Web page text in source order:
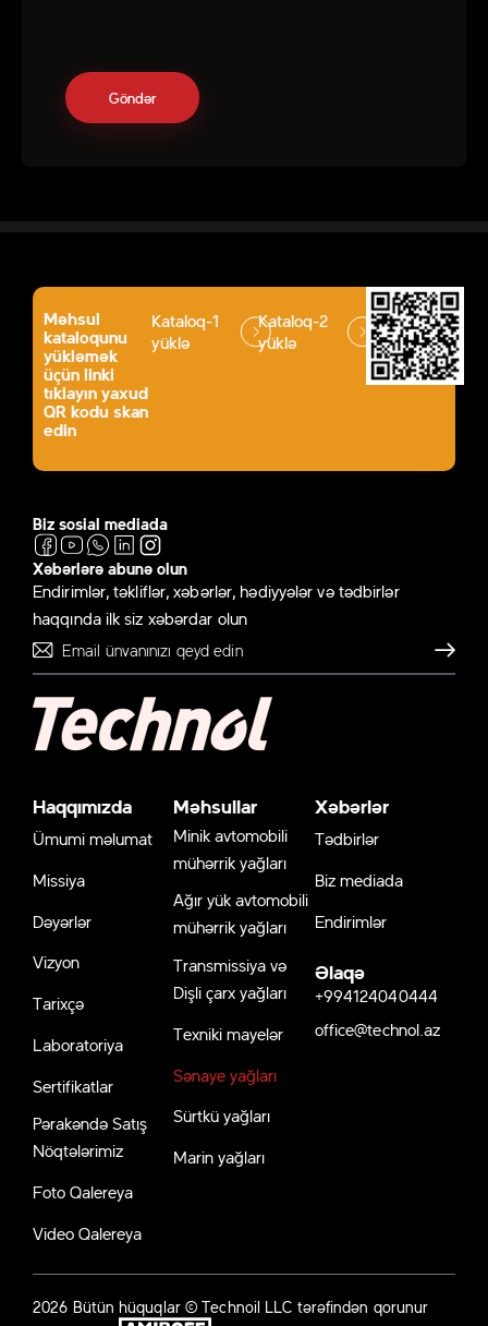
Məhsul
kataloqunu
yükləmək
üçün linki
tıklayın yaxud
QR kodu skan
edin
Kataloq-1
yüklə
Kataloq-2
yüklə
Biz sosial mediada
Xəbərlərə abunə olun
Endirimlər, təkliflər, xəbərlər, hədiyyələr və tədbirlər
haqqında ilk siz xəbərdar olun
Göndər
Haqqımızda
Ümumi məlumat
Missiya
Dəyərlər
Vizyon
Tarixçə
Laboratoriya
Sertifikatlar
Pərakəndə Satış
Nöqtələrimiz
Foto Qalereya
Video Qalereya
Məhsullar
Minik avtomobili
mühərrik yağları
Ağır yük avtomobili
mühərrik yağları
Transmissiya və
Dişli çarx yağları
Texniki mayelər
Sənaye yağları
Sürtkü yağları
Marin yağları
Xəbərlər
Tədbirlər
Biz mediada
Endirimlər
Əlaqə
+994124040444
office@technol.az
2026 Bütün hüquqlar © Technoil LLC tərəfindən qorunur